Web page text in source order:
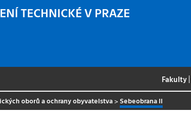
TECHNICKÉ V PRAZE
Fakulty
oborů a ochrany obyvatelstva >Sebeobrana II